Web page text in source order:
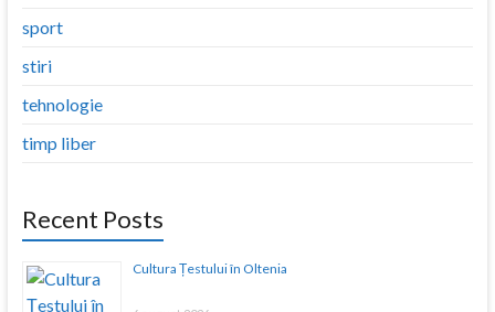
sport
stiri
tehnologie
timp liber
Recent Posts
Cultura Țestului în Oltenia